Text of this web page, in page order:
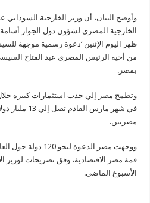
وأوضح البيان، أن وزير الخارجية
الخارجية المصري لشؤون دول الجوار
ظهر اليوم الإثنين ‘دعوة رسمية موجهة
من أخيه الرئيس المصري عبد الفتاح
بمصر.
وتطمح مصر إلي جذب استثمارات كبيرة خلال
في شهر مارس
مصريين.
قمة مصر الاقتصادية، وفق تصريحات لوزير
الأسبوع الماضي.